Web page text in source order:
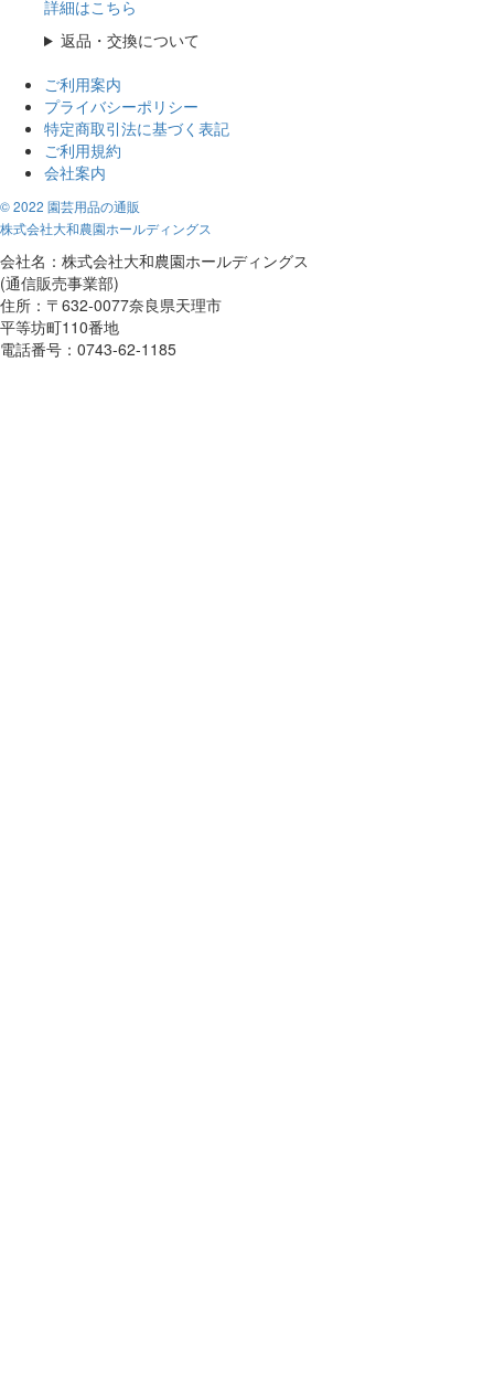
詳細はこちら
返品・交換について
ご利用案内
プライバシーポリシー
特定商取引法に基づく表記
ご利用規約
会社案内
© 2022 園芸用品の通販
株式会社大和農園ホールディングス
会社名：株式会社大和農園ホールディングス
(通信販売事業部)
住所：〒632-0077奈良県天理市
平等坊町110番地
電話番号：0743-62-1185